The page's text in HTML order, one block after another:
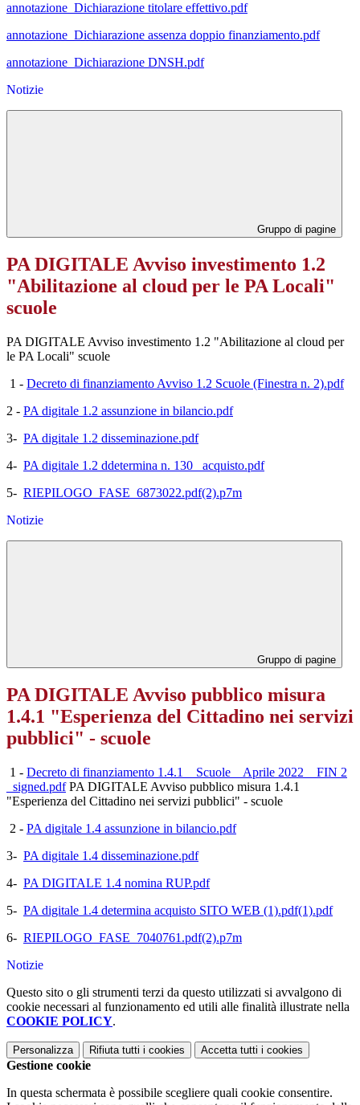
annotazione_Dichiarazione titolare effettivo.pdf
annotazione_Dichiarazione assenza doppio finanziamento.pdf
annotazione_Dichiarazione DNSH.pdf
Notizie
Gruppo di pagine
PA DIGITALE Avviso investimento 1.2
"Abilitazione al cloud per le PA Locali"
scuole
PA DIGITALE Avviso investimento 1.2 "Abilitazione al cloud per
le PA Locali" scuole
1 - Decreto di finanziamento Avviso 1.2 Scuole (Finestra n. 2).pdf
2 - PA digitale 1.2 assunzione in bilancio.pdf
3- PA digitale 1.2 disseminazione.pdf
4- PA digitale 1.2 ddetermina n. 130 _acquisto.pdf
5- RIEPILOGO_FASE_6873022.pdf(2).p7m
Notizie
Gruppo di pagine
PA DIGITALE Avviso pubblico misura
1.4.1 "Esperienza del Cittadino nei servizi
pubblici" - scuole
1 - Decreto di finanziamento 1.4.1 _ Scuole _ Aprile 2022 _ FIN 2
_signed.pdfPA DIGITALE Avviso pubblico misura 1.4.1
"Esperienza del Cittadino nei servizi pubblici" - scuole
2 - PA digitale 1.4 assunzione in bilancio.pdf
3- PA digitale 1.4 disseminazione.pdf
4- PA DIGITALE 1.4 nomina RUP.pdf
5- PA digitale 1.4 determina acquisto SITO WEB (1).pdf(1).pdf
6- RIEPILOGO_FASE_7040761.pdf(2).p7m
Notizie
Questo sito o gli strumenti terzi da questo utilizzati si avvalgono di
cookie necessari al funzionamento ed utili alle finalità illustrate nella
COOKIE POLICY.
Personalizza Rifiuta tutti i cookies Accetta tutti i cookies
Gestione cookie
In questa schermata è possibile scegliere quali cookie consentire.